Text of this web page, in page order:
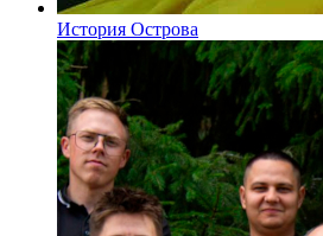
История Острова